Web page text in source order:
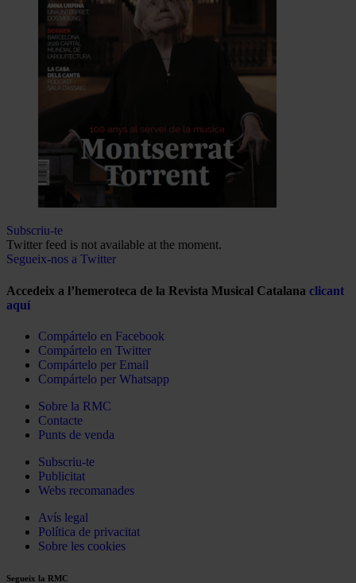
Subscriu-te
Twitter feed is not available at the moment.
Segueix-nos a Twitter
Accedeix a l’hemeroteca de la Revista Musical Catalana clicant
aquí
Compártelo en Facebook
Compártelo en Twitter
Compártelo per Email
Compártelo per Whatsapp
Sobre la RMC
Contacte
Punts de venda
Subscriu-te
Publicitat
Webs recomanades
Avís legal
Política de privacitat
Sobre les cookies
Segueix la RMC